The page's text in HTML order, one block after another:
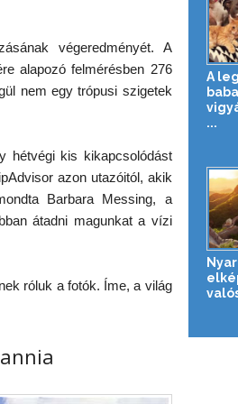
végeredményét. A
alapozó felmérésben 276
nem egy trópusi szigetek
hétvégi kis kikapcsolódást
azon utazóitól, akik
Barbara Messing, a
átadni magunkat a vízi
róluk a fotók. Íme, a világ
A
...